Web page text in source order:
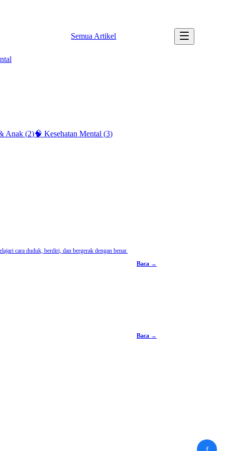
Semua Artikel
Anak (2)🧠 Kesehatan Mental (3)
cara duduk, berdiri, dan bergerak dengan benar.
Baca →
Baca →
f